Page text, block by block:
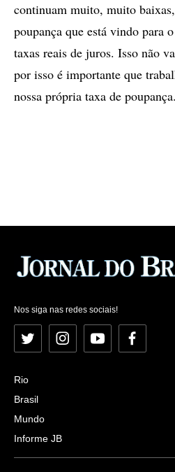
continuam muito, muito
poupança que está vindo para
taxas reais de juros. Isso não
por isso é importante que
nossa própria taxa de poupança.
Nos siga nas redes sociais!
Twitter InstagramYouTubeFacebook
Rio
Brasil
Mundo
Informe JB